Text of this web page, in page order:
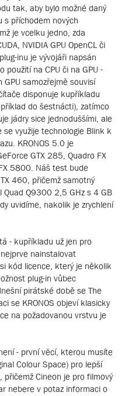
tak, aby bylo možné daný
s příchodem nových
je vcelku jedno, zda
NVIDIA GPU OpenCL či
inu je vývojáři napsán
použití na CPU či na GPU -
samozřejmě souvisí
disponuje kupříkladu
do šestnácti), zatímco
jádry sice jednoduššími, ale
využije technologie Blink k
KRONOS 5.0 je
GTX 285, Quadro FX
5800. Náš test bude
460, přičemž samotný
Q9300 2,5 GHz s 4 GB
uvidíme, nakolik je zrychlení
- kupříkladu už jen pro
nainstalovat
kód licence, který je několik
plug-in vůbec
pirátské době se The
se KRONOS objeví klasicky
na požadovanou vrstvu je
- první věcí, kterou musíte
Colour Space) pro lepší
přičemž Cineon je pro filmový
nebere v potaz informaci o